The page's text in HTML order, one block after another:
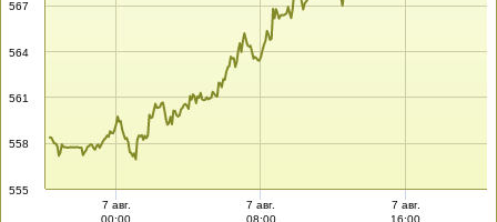
555
558
561
564
567
7 авг.
00:00
7 авг.
08:00
7 авг.
16:00